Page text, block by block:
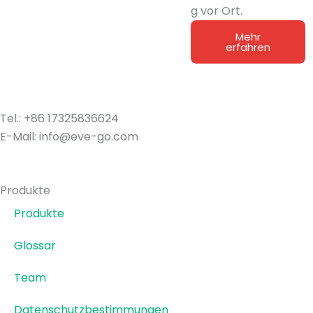
g vor Ort.
Mehr
erfahren
Tel.: +86 17325836624
E-Mail: info@eve-go.com
Produkte
Produkte
Glossar
Team